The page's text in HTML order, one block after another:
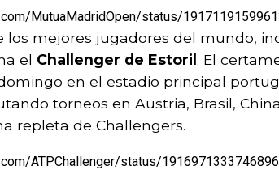
MutuaMadridOpen/status/
los mejores jugadores del mundo,
el Challenger de Estoril . El
en el estadio principal
torneos en Austria, Brasil,
repleta de Challengers.
ATPChallenger/status/